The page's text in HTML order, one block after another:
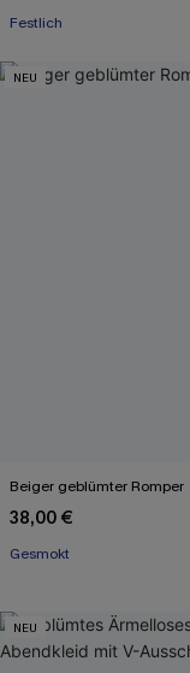
Festlich
NEU
Beiger geblümter Romper
38,00 €
Gesmokt
NEU